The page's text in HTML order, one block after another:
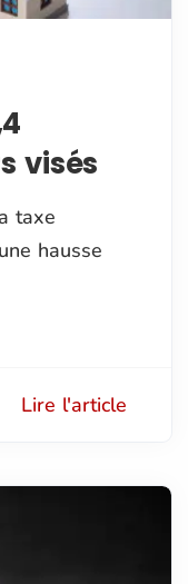
visés
taxe
hausse
Lire l'article